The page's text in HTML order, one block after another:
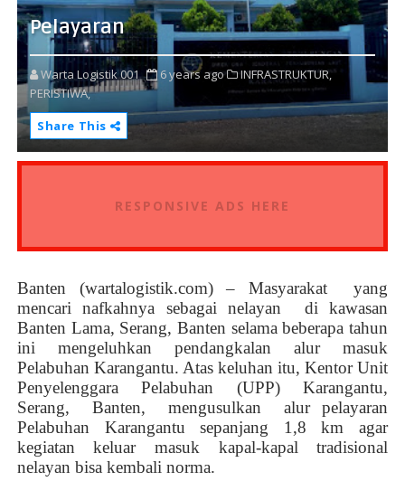
Pelayaran
Warta Logistik 001 6 years ago
INFRASTRUKTUR,
PERISTIWA,
Share This
RESPONSIVE ADS HERE
Banten (wartalogistik.com) – Masyarakat
yang
mencari nafkahnya sebagai nelayan
di kawasan
Banten Lama, Serang, Banten selama beberapa tahun
ini mengeluhkan pendangkalan alur masuk
Pelabuhan Karangantu. Atas keluhan itu, Kentor Unit
Penyelenggara Pelabuhan (UPP) Karangantu,
Serang,
Banten, mengusulkan
alur pelayaran
Pelabuhan Karangantu sepanjang 1,8 km agar
kegiatan keluar masuk kapal-kapal tradisional
nelayan bisa kembali norma.